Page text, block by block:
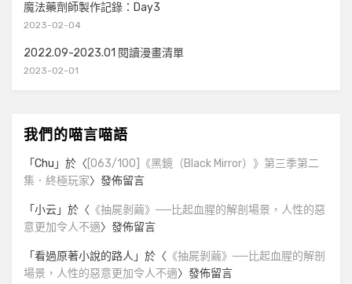
魔法藥劑師製作記錄：Day3
2023-02-04
2022.09-2023.01 閱讀漫畫清單
2023-02-01
我們的喵言喵語
「Chu 」於〈 [063/100]《黑鏡（Black Mirror）》第三季第二
集．終極玩家〉發佈留言
「小云」於〈 《抽屍剝繭》──比起血腥的解剖場景，人性的惡
意更加令人不適〉發佈留言
「看過原著小說的路人 」於〈 《抽屍剝繭》──比起血腥的解剖
場景，人性的惡意更加令人不適〉發佈留言